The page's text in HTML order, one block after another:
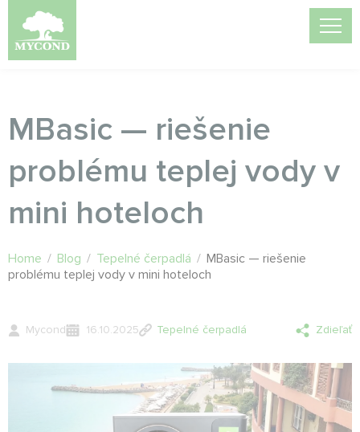
MBasic — riešenie
problému teplej vody v
mini hoteloch
Home / Blog / Tepelné čerpadlá / MBasic — riešenie
problému teplej vody v mini hoteloch
Mycond 16.10.2025 Tepelné čerpadlá Zdieľať